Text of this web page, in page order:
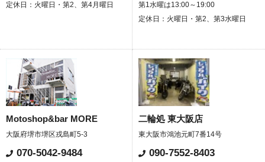
定休日：火曜日・第2、第4月曜日
第1水曜は13:00～19:00
定休日：火曜日・第2、第3水曜日
Motoshop&bar MORE
大阪府堺市堺区戎島町5-3
070-5042-9484
二輪処 東大阪店
東大阪市鴻池元町7番14号
090-7552-8403